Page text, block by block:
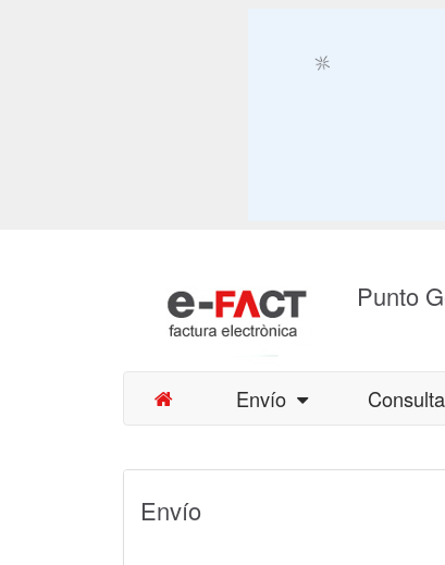
Punto
Envío Consulta
Envío